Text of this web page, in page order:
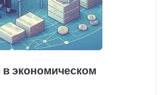
экономическом